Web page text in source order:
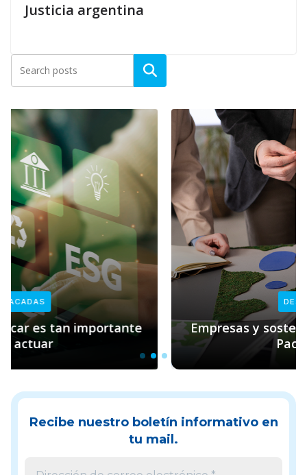
Justicia argentina
DESTACADAS
Empresas y sostenibilidad: el rol clave de
Pacto Global
Recibe nuestro boletín informativo en
tu mail.